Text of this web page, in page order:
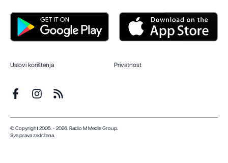
Uslovi korištenja Privatnost
© Copyright 2005. - 2026. Radio M Media Group.
Sva prava zadržana.